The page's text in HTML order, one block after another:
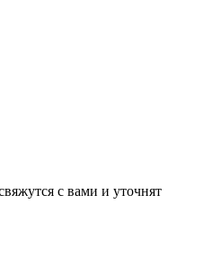
с вами и уточнят